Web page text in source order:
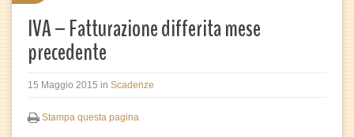
IVA – Fatturazione differita mese
precedente
15 Maggio 2015 in Scadenze
Stampa questa pagina